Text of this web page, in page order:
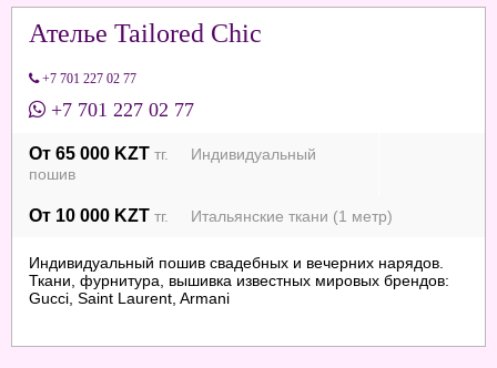
Ателье Tailored Chic
+7 701 227 02 77
+7 701 227 02 77
От 65 000 KZT тг. Индивидуальный
пошив
От 10 000 KZT тг. Итальянские ткани (1 метр)
Индивидуальный пошив свадебных и вечерних нарядов.
Ткани, фурнитура, вышивка известных мировых брендов:
Gucci, Saint Laurent, Armani